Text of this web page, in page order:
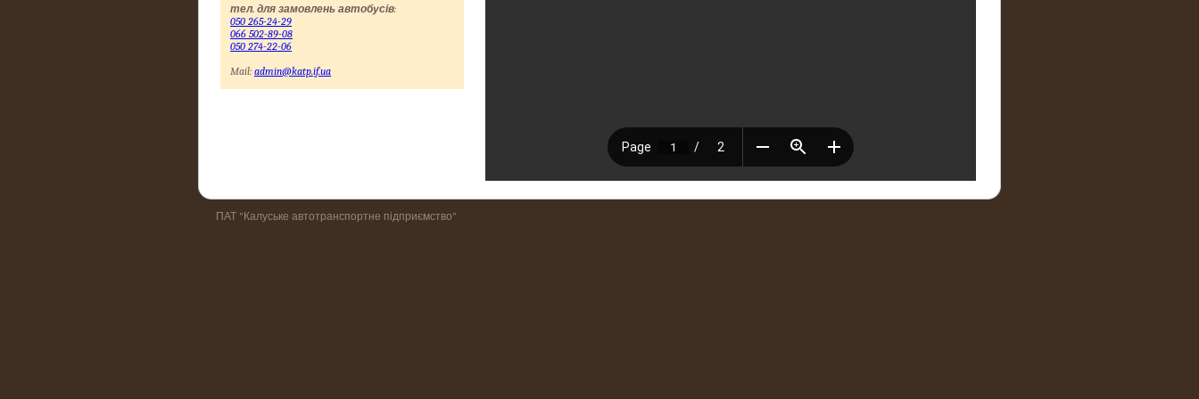
тел. для замовлень автобусів:
050 265-24-29
066 502-89-08
050 274-22-06
Mail: admin@katp.if.ua
ПАТ "Калуське автотранспортне підприємство"